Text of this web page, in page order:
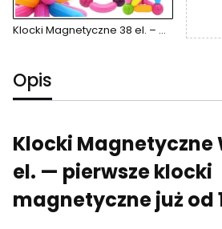
Klocki Magnetyczne 38 el. – Grube Patyczki dla Dzieci od 18 Miesięcy
Opis
Klocki Magnetyczne
el. — pierwsze klocki
magnetyczne już od